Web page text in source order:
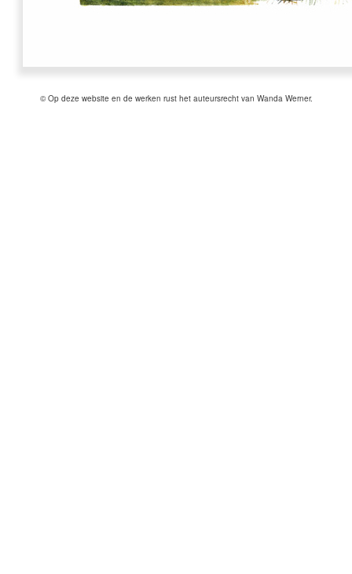
© Op deze website en de werken rust het auteursrecht van Wanda Werner.